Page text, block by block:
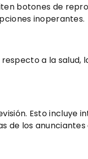
botones de
inoperantes.
a la salud,
Esto incluye
de los anunciantes